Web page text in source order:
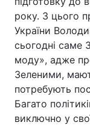
року. З цього
України
сьогодні саме
моду», адже
Зеленими,
потребують
Багато
виключно у